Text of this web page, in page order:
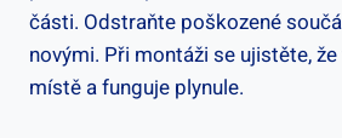
části.⁤ Odstraňte poškozené
novými. Při montáži se ujistěte,
místě a funguje ​plynule.